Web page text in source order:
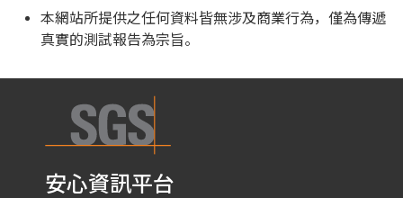
本網站所提供之任何資料皆無涉及商業行為，僅為傳遞
真實的測試報告為宗旨。
安心資訊平台